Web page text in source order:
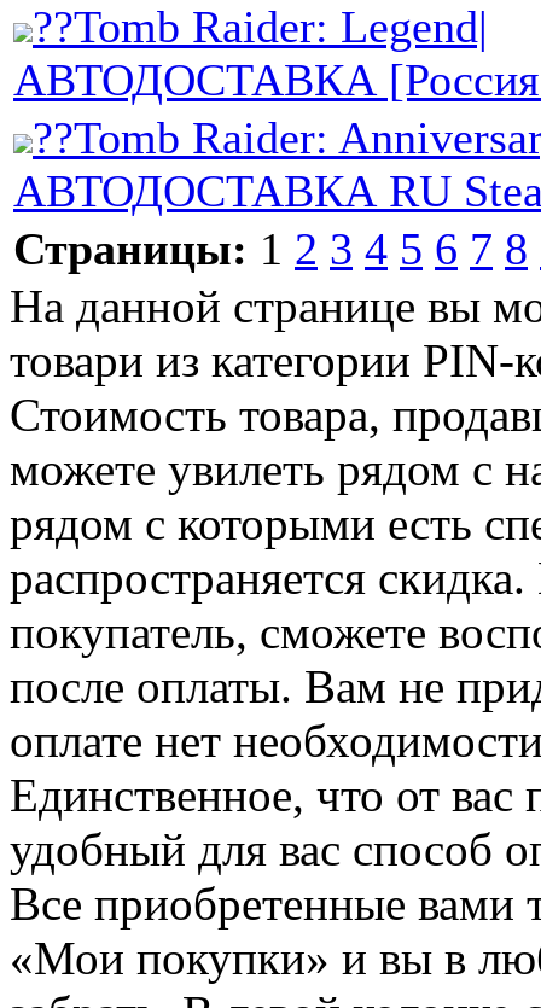
??Tomb Raider: Legend|
АВТОДОСТАВКА [Россия
??Tomb Raider:
АВТОДОСТАВКА RU
Страницы: 1 2 3 4 5 6 7 8
На данной странице вы
товари из категории
Стоимость товара,
можете увилеть рядом с
рядом с которыми есть
распространяется
покупатель, сможете
после оплаты. Вам не
оплате нет
Единственное, что от вас
удобный для вас способ
Все приобретенные вами
«Мои покупки» и вы в